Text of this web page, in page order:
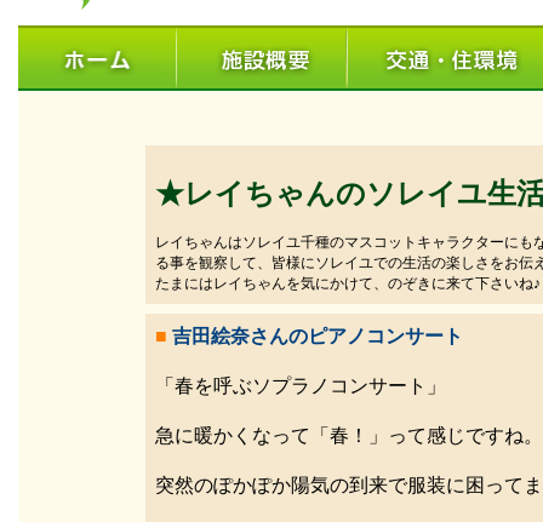
★レイちゃんのソレイユ生
レイちゃんはソレイユ千種のマスコットキャラクターに
る事を観察して、皆様にソレイユでの生活の楽しさをお伝
たまにはレイちゃんを気にかけて、のぞきに来て下さいね♪
■ 吉田絵奈さんのピアノコンサート
「春を呼ぶソプラノコンサート」
急に暖かくなって「春！」って感じですね。
突然のぽかぽか陽気の到来で服装に困って